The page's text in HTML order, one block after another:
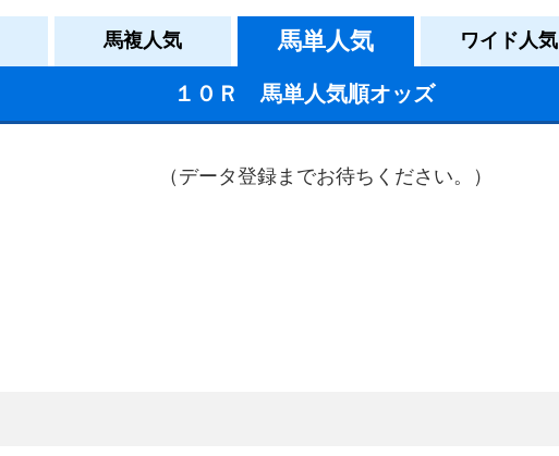
馬複人気 馬単人気 ワイド人気
１０Ｒ 馬単人気順オッズ
（データ登録までお待ちください。）